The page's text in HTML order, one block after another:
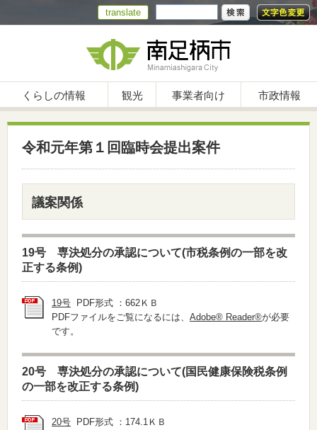
translate
くらしの情報 観光 事業者向け 市政情報
令和元年第１回臨時会提出案件
議案関係
19号 専決処分の承認について(市税条例の一部を改
正する条例)
19号 PDF形式 ：662ＫＢ
PDFファイルをご覧になるには、 Adobe® Reader®が必要
です。
20号 専決処分の承認について(国民健康保険税条例
の一部を改正する条例)
20号 PDF形式 ：174.1ＫＢ